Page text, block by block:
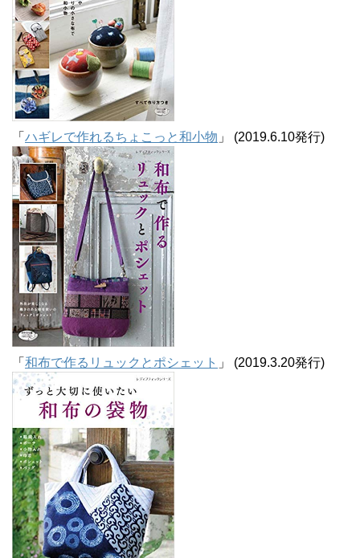
「 ハギレで作れるちょこっと和小物 」 (2019.6.10発行)
「 和布で作るリュックとポシェット 」 (2019.3.20発行)